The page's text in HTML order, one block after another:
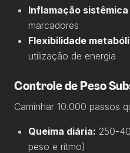
Inflamação
marcadores
Flexibilidade
utilização de energia
Controle de Peso
Caminhar 10.000 passos
Queima diária: 250-
peso e ritmo)